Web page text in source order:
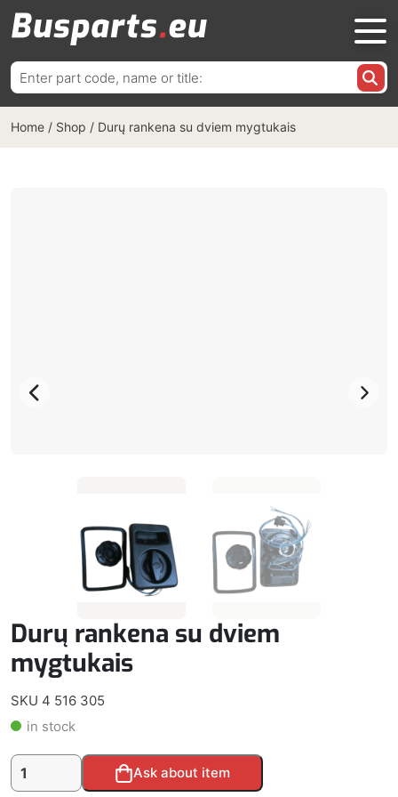
Ieškoti:
Home / Shop / Durų rankena su dviem mygtukais
Durų rankena su dviem
mygtukais
SKU 4 516 305
in stock
produkto
kiekis:
Ask about item
Alternative: